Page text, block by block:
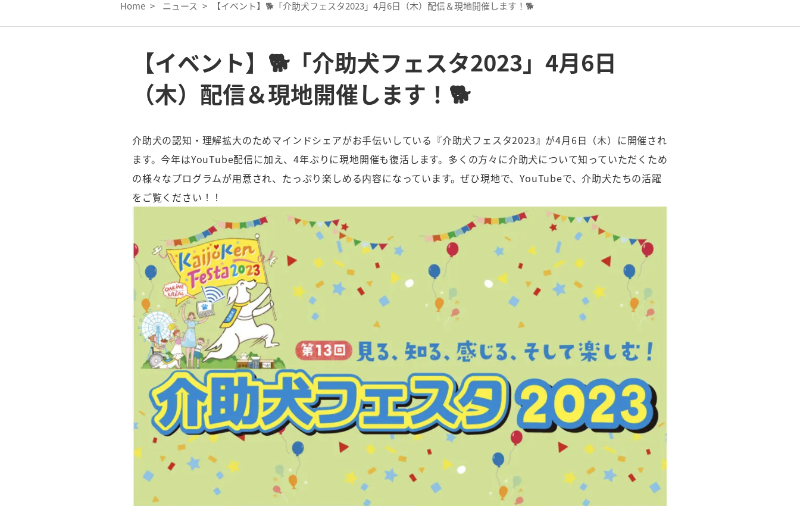
Home > ニュース > 【イベント】🐕「介助犬フェスタ2023」4月6日（木）配信＆現地開催します！🐕
【イベント】🐕「介助犬フェスタ2023」4月6日
（木）配信＆現地開催します！🐕
介助犬の認知・理解拡大のためマインドシェアがお手伝いしている『介助犬フェスタ2023』が4月6日（木）に開催され
ます。今年はYouTube配信に加え、4年ぶりに現地開催も復活します。多くの方々に介助犬について知っていただくため
の様々なプログラムが用意され、たっぷり楽しめる内容になっています。ぜひ現地で、YouTubeで、介助犬たちの活躍
をご覧ください！！